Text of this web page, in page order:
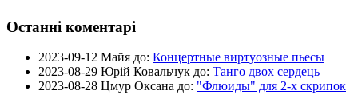
Останні коментарі
2023-09-12 Майя до: Концертные виртуозные пьесы
2023-08-29 Юрій Ковальчук до: Танго двох сердець
2023-08-28 Цмур Оксана до: "Флюиды" для 2-х скрипок